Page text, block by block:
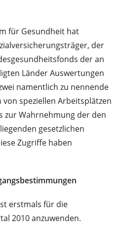
für Gesundheit hat
der
der an
Länder Auswertungen
namentlich zu nennende
speziellen Arbeitsplätzen
zur Wahrnehmung der den
gesetzlichen
Zugriffe haben
erstmals für die
2010 anzuwenden.